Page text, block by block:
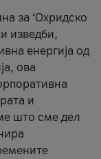
за ‘Охридско
изведби,
енергија од
ова
и
што сме дел